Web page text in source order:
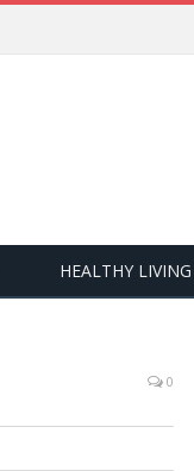
HEALTHY LIVING
0